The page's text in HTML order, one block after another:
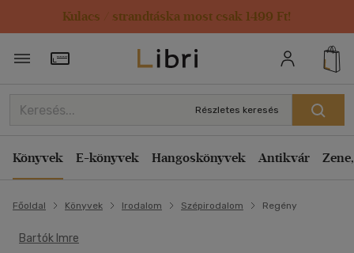
Kulacs / strandtáska most csak 1499 Ft!
Törzsvásárlói Kártya adatai
Részletes keresés
Könyvek E-könyvek Hangoskönyvek Antikvár
Főoldal Könyvek Irodalom Szépirodalom Regény
Bartók Imre